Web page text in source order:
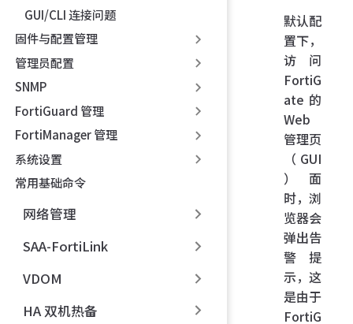
GUI/CLI 连接问题
固件与配置管理
管理员配置
SNMP
FortiGuard 管理
FortiManager 管理
系统设置
常用基础命令
网络管理
SAA-FortiLink
VDOM
HA 双机热备
默认配
置下，
访问
FortiG
ate 的
Web
管理页
（GUI
）面
时，浏
览器会
弹出告
警提
示，这
是由于
FortiG